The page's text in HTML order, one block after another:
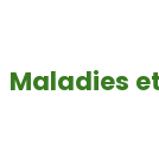
Maladies